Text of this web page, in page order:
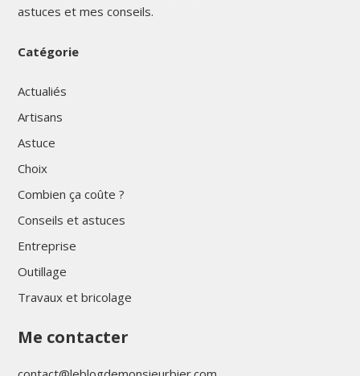
astuces et mes conseils.
Catégorie
Actualiés
Artisans
Astuce
Choix
Combien ça coûte ?
Conseils et astuces
Entreprise
Outillage
Travaux et bricolage
Me contacter